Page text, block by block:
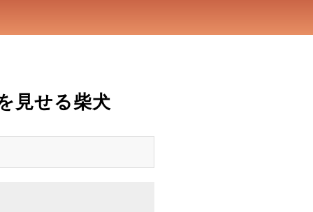
見せる柴犬